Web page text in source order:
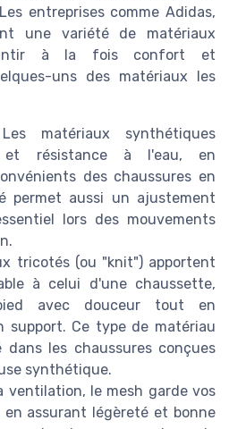
entreprises comme Adidas,
une variété de matériaux
à la fois confort et
uns des matériaux les
matériaux synthétiques
et résistance à l'eau, en
des chaussures en
permet aussi un ajustement
lors des mouvements
tricotés (ou "knit") apportent
à celui d'une chaussette,
avec douceur tout en
support. Ce type de matériau
les chaussures conçues
synthétique.
ventilation, le mesh garde vos
assurant légèreté et bonne